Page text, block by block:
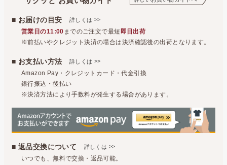
■ お届けの目安 詳しくは >>
営業日の11:00 までのご注文で最短即日出荷
※前払いやクレジット決済の場合は決済確認後の出荷となります。
■ お支払い方法 詳しくは >>
Amazon Pay・クレジットカード・代金引換
銀行振込・後払い
※決済方法により手数料が発生する場合があります。
■ 返品交換について 詳しくは >>
いつでも、無料で交換・返品可能。